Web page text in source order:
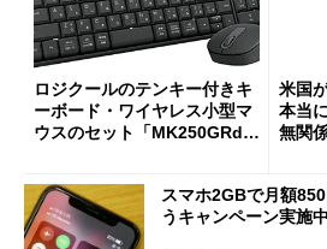
ロジクールのテンキー付きキ
ーボード・ワイヤレス小型マ
ウスのセット「MK250GRd」
米国
本当
無関
スマホ2GBで月額
うキャンペーン実施